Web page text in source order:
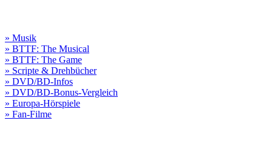
» Musik
» BTTF: The Musical
» BTTF: The Game
» Scripte & Drehbücher
» DVD/BD-Infos
» DVD/BD-Bonus-Vergleich
» Europa-Hörspiele
» Fan-Filme